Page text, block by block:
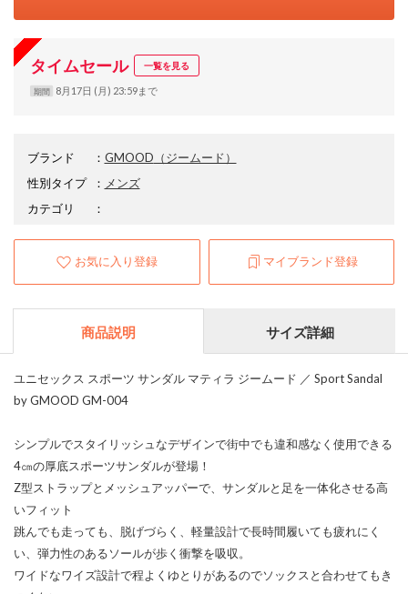
タイムセール 一覧を見る
期間 8月17日 (月) 23:59まで
ブランド ： GMOOD （ジームード）
性別タイプ
： メンズ
カテゴリ
：
お気に入り登録 マイブランド登録
商品説明 サイズ詳細
ユニセックス スポーツ サンダル マティラ ジームード ／ Sport Sandal
by GMOOD GM-004
シンプルでスタイリッシュなデザインで街中でも違和感なく使用できる
4㎝の厚底スポーツサンダルが登場！
Z型ストラップとメッシュアッパーで、サンダルと足を一体化させる高
いフィット
跳んでも走っても、脱げづらく、軽量設計で長時間履いても疲れにく
い、弾力性のあるソールが歩く衝撃を吸収。
ワイドなワイズ設計で程よくゆとりがあるのでソックスと合わせてもき